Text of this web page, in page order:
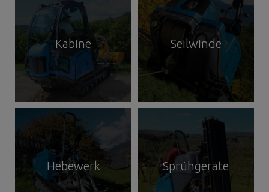
Kabine Seilwinde
Hebewerk Sprühgeräte